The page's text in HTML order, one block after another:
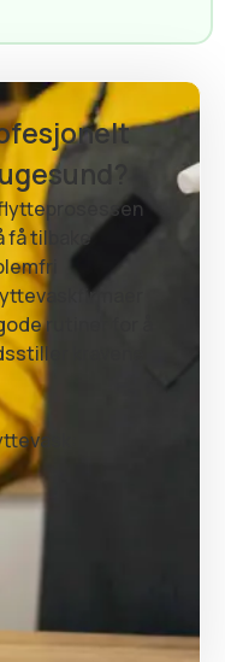
få tilbake
rutiner for å
kravene